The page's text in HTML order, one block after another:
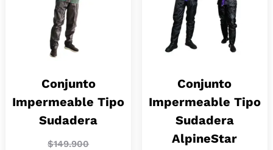
Conjunto
Impermeable Tipo
Sudadera
$149.900
Conjunto
Impermeable Tipo
Sudadera
AlpineStar